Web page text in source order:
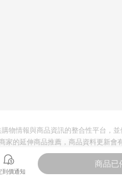
到價通知
商品已
購物情報與商品資訊的整合性平台，
家的延伸商品推薦，商品資料更新會
商家，確認現售價與購物條件，一切